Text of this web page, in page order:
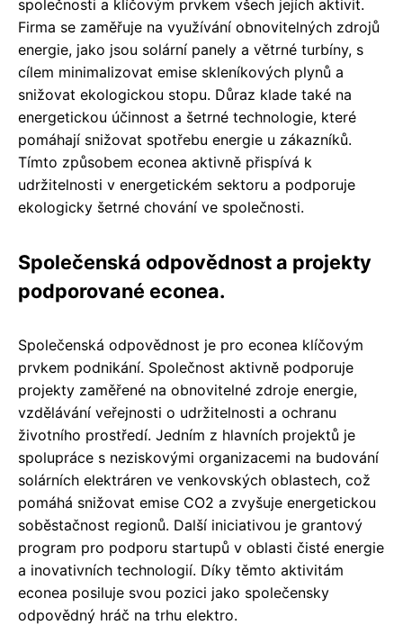
společnosti a klíčovým prvkem všech jejích aktivit.
Firma se zaměřuje na využívání obnovitelných zdrojů
energie, jako jsou solární panely a větrné turbíny, s
cílem minimalizovat emise skleníkových plynů a
snižovat ekologickou stopu. Důraz klade také na
energetickou účinnost a šetrné technologie, které
pomáhají snižovat spotřebu energie u zákazníků.
Tímto způsobem econea aktivně přispívá k
udržitelnosti v energetickém sektoru a podporuje
ekologicky šetrné chování ve společnosti.
Společenská odpovědnost a projekty
podporované econea.
Společenská odpovědnost je pro econea klíčovým
prvkem podnikání. Společnost aktivně podporuje
projekty zaměřené na obnovitelné zdroje energie,
vzdělávání veřejnosti o udržitelnosti a ochranu
životního prostředí. Jedním z hlavních projektů je
spolupráce s neziskovými organizacemi na budování
solárních elektráren ve venkovských oblastech, což
pomáhá snižovat emise CO2 a zvyšuje energetickou
soběstačnost regionů. Další iniciativou je grantový
program pro podporu startupů v oblasti čisté energie
a inovativních technologií. Díky těmto aktivitám
econea posiluje svou pozici jako společensky
odpovědný hráč na trhu elektro.